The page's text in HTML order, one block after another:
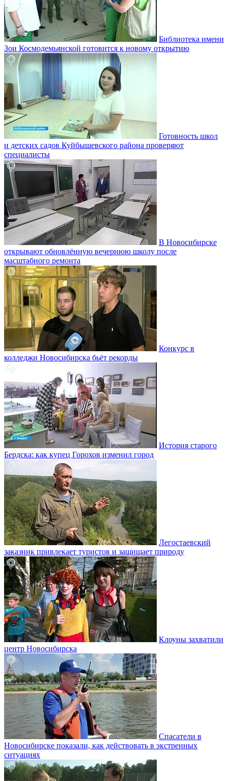
Библиотека имени
Зои Космодемьянской готовится к новому открытию
Готовность школ
и детских садов Куйбышевского района проверяют
специалисты
В Новосибирске
открывают обновлённую вечернюю школу после
масштабного ремонта
Конкурс в
колледжи Новосибирска бьёт рекорды
История старого
Бердска: как купец Горохов изменил город
Легостаевский
заказник привлекает туристов и защищает природу
Клоуны захватили
центр Новосибирска
Спасатели в
Новосибирске показали, как действовать в экстренных
ситуациях